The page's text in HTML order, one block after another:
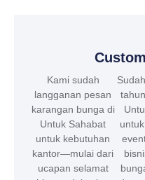
Kami sudah
langganan pesan
karangan bunga di
Untuk Sahabat
untuk kebutuhan
kantor—mulai dari
ucapan selamat